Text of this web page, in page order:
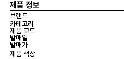
제품 정보
브랜드
카테고리
제품 코드
발매일
발매가
제품 색상